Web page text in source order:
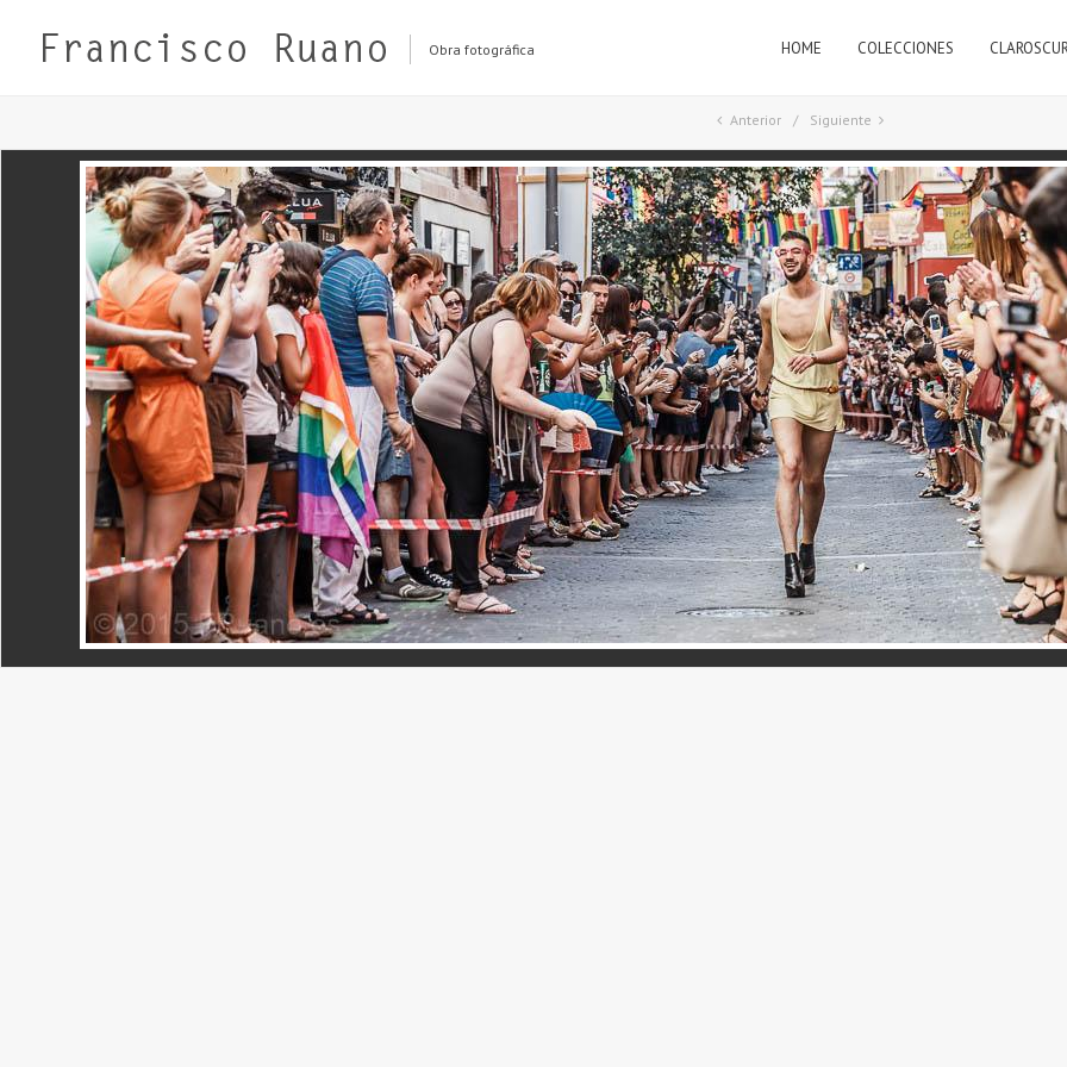
Obra fotográfica HOME COLECCIONES
Anterior Siguiente